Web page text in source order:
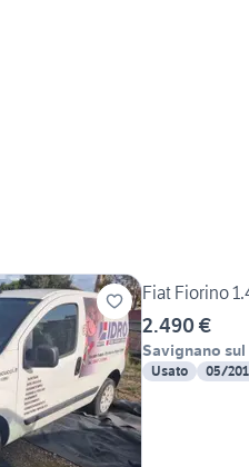
Fiat Fiorino
2.490 €
Savignano
Usato 05/